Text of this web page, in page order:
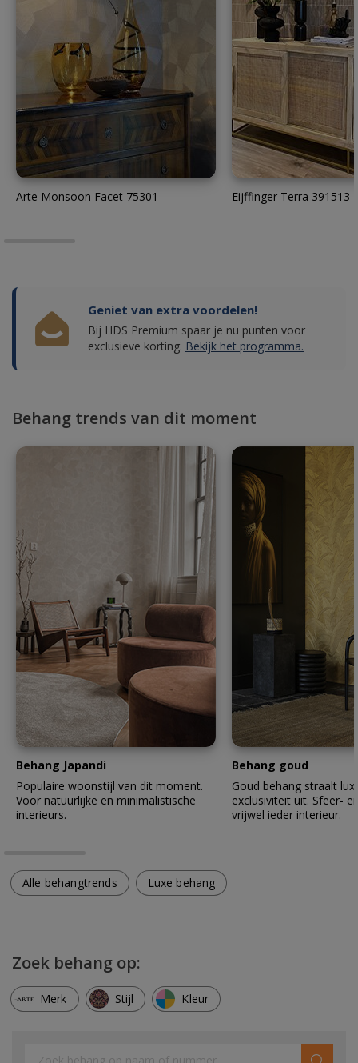
Arte Monsoon Facet 75301 Eijffinger Terra 391513
Geniet van extra voordelen!
Bij HDS Premium spaar je nu punten voor
exclusieve korting. Bekijk het programma.
Behang trends van dit moment
Behang Japandi
Populaire woonstijl van dit moment.
Voor natuurlijke en minimalistische
interieurs.
Behang goud
Goud behang straalt
exclusiviteit uit. Sfeer-
vrijwel ieder interieur.
Alle behangtrends Luxe behang
Zoek behang op:
Merk Stijl Kleur